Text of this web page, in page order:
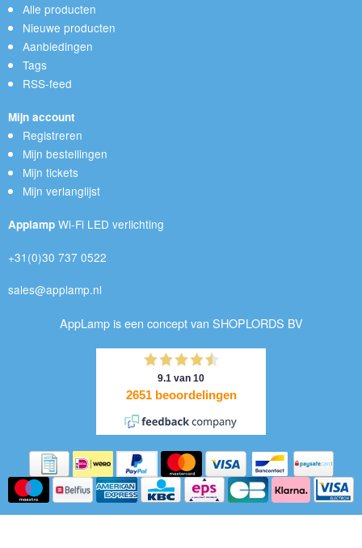
Alle producten
Nieuwe producten
Aanbiedingen
Tags
RSS-feed
Mijn account
Registreren
Mijn bestellingen
Mijn tickets
Mijn verlanglijst
Applamp Wi-Fi LED verlichting
+31(0)30 737 0522
sales@applamp.nl
AppLamp is een concept van SHOPLORDS BV